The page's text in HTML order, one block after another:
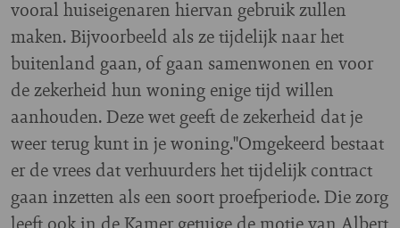
vooral huiseigenaren hiervan gebruik zullen
maken. Bijvoorbeeld als ze tijdelijk naar het
buitenland gaan, of gaan samenwonen en voor
de zekerheid hun woning enige tijd willen
aanhouden. Deze wet geeft de zekerheid dat je
weer terug kunt in je woning."Omgekeerd bestaat
er de vrees dat verhuurders het tijdelijk contract
gaan inzetten als een soort proefperiode. Die zorg